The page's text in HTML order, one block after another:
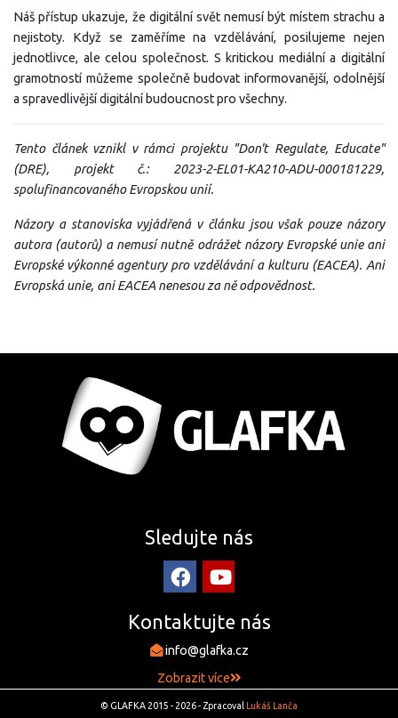
Náš přístup ukazuje, že digitální svět nemusí být místem strachu a
nejistoty. Když se zaměříme na vzdělávání, posilujeme nejen
jednotlivce, ale celou společnost. S kritickou mediální a digitální
gramotností můžeme společně budovat informovanější, odolnější
a spravedlivější digitální budoucnost pro všechny.
Tento článek vznikl v rámci projektu "Don't Regulate, Educate"
(DRE), projekt č.: 2023-2-EL01-KA210-ADU-000181229,
spolufinancovaného Evropskou unií.
Názory a stanoviska vyjádřená v článku jsou však pouze názory
autora (autorů) a nemusí nutně odrážet názory Evropské unie ani
Evropské výkonné agentury pro vzdělávání a kulturu (EACEA). Ani
Evropská unie, ani EACEA nenesou za ně odpovědnost.
Sledujte nás
Kontaktujte nás
info@glafka.cz
Zobrazit více
© GLAFKA 2015 - 2026 - Zpracoval Lukáš Lanča